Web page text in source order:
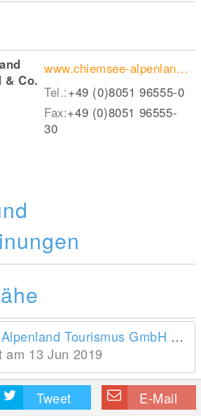
& Co.
www.chiemsee-alpenland.de/
Tel.:+49 (0)8051 96555-0
Fax:+49 (0)8051 96555-
30
Chiemsee-Alpenland Tourismus GmbH & Co. KG
am 13 Jun 2019
Tweet E-Mail